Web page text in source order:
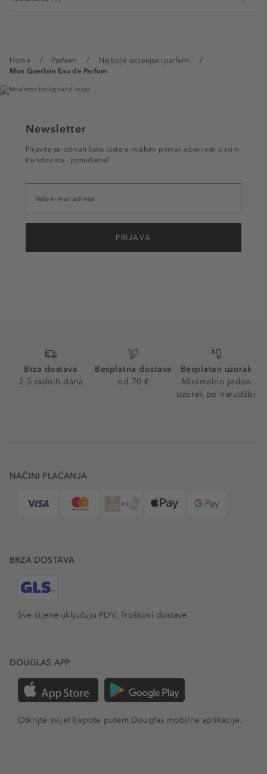
Home Parfemi
Najbolje ocijenjeni parfemi
Mon Guerlain Eau de Parfum
Newsletter
Prijavite se odmah kako biste e-mailom primali obavijesti o svim
trendovima i ponudama!
PRIJAVA
Brza dostava
2-5 radnih dana
Besplatna dostava
od 70 €
Besplatan uzorak
Minimalno jedan
uzorak po narudžbi
NAČINI PLAĆANJA
BRZA DOSTAVA
Sve cijene uključuju PDV.Troškovi dostave.
DOUGLAS APP
Otkrijte svijet ljepote putem Douglas mobilne aplikacije.